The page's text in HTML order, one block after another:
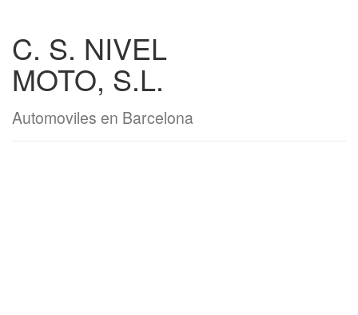
C. S. NIVEL
MOTO, S.L.
Automoviles en Barcelona